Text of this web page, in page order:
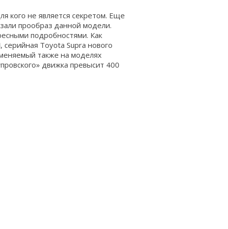
кого не является секретом. Еще
прообраз данной модели.
подробностями. Как
Toyota Supra нового
также на моделях
движка превысит 400